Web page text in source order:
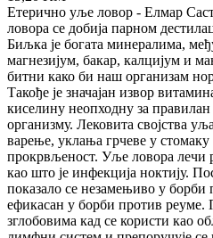
Етерично уље ловор - Елмар
ловора се добија парном
Биљка је богата минералима,
магнезијум, бакар, калцијум и
битни како би наш организам
Такође је значајан извор
киселину неопходну за правилан
организму. Лековита својства
варење, уклања грчеве у
прокрвљеност. Уље ловора лечи
као што је инфекција ноктију.
показало се незамењиво у борби
ефикасан у борби против
зглобовима кад се користи као